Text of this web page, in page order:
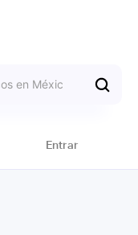
Entrar